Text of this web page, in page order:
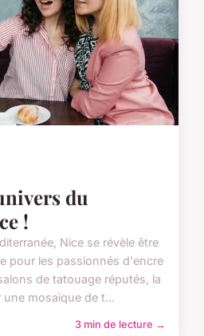
du
!
Nice se révèle être
pour les passionnés d'encre
de tatouage réputés, la
mosaïque de t...
3 min de lecture →